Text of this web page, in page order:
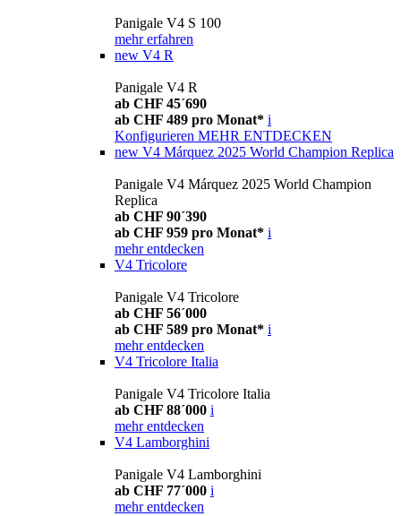
Panigale V4 S 100
mehr erfahren
new V4 R
Panigale V4 R
ab CHF 45´690
ab CHF 489 pro Monat* i
Konfigurieren MEHR ENTDECKEN
new V4 Márquez 2025 World Champion Replica
Panigale V4 Márquez 2025 World Champion
Replica
ab CHF 90´390
ab CHF 959 pro Monat* i
mehr entdecken
V4 Tricolore
Panigale V4 Tricolore
ab CHF 56´000
ab CHF 589 pro Monat* i
mehr entdecken
V4 Tricolore Italia
Panigale V4 Tricolore Italia
ab CHF 88´000 i
mehr entdecken
V4 Lamborghini
Panigale V4 Lamborghini
ab CHF 77´000 i
mehr entdecken